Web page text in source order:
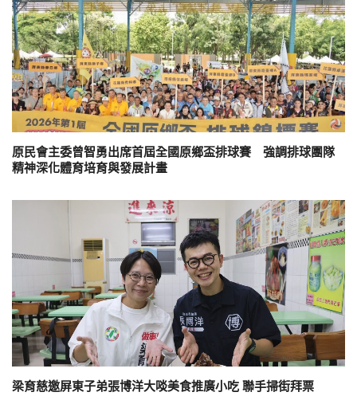
原民會主委曾智勇出席首屆全國原鄉盃排球賽 強調排球團隊
精神深化體育培育與發展計畫
梁育慈邀屏東子弟張博洋大啖美食推廣小吃 聯手掃街拜票